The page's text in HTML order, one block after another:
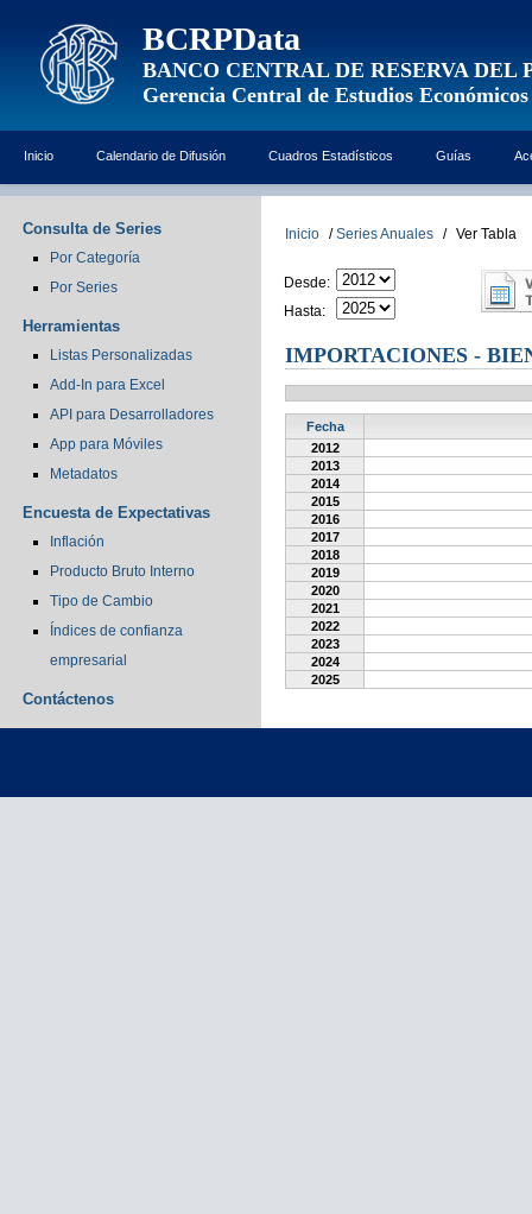
BCRPData
BANCO CENTRAL DE RESERVA DEL
Gerencia Central de Estudios Económicos
Inicio Calendario de Difusión Cuadros Estadísticos Guías
Consulta de Series
Por Categoría
Por Series
Herramientas
Listas Personalizadas
Add-In para Excel
API para Desarrolladores
App para Móviles
Metadatos
Encuesta de Expectativas
Inflación
Producto Bruto Interno
Tipo de Cambio
Índices de confianza
empresarial
Contáctenos
Inicio / Series Anuales / Ver Tabla
Desde:
Hasta:
IMPORTACIONES -
Fecha
2012
2013
2014
2015
2016
2017
2018
2019
2020
2021
2022
2023
2024
2025